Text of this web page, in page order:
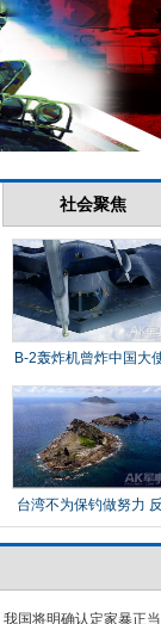
我国将明确认定家暴正当